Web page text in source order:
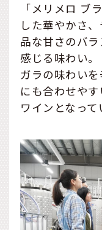
「メリメロ ブ
した華やかさ
品な甘さのバ
感じる味わい
ガラの味わい
にも合わせや
ワインとなって